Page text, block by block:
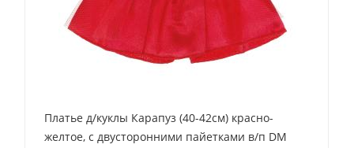
Платье д/куклы Карапуз (40-42см) красно-
желтое, с двусторонними пайетками в/п DM